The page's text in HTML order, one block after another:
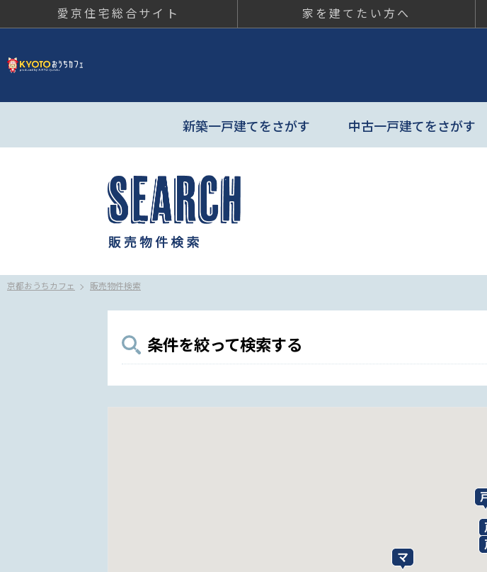
愛京住宅総合サイト 家を建てたい方へ
新築一戸建てをさがす 中古一戸建てをさがす
京都おうちカフェ 販売物件検索
条件を絞って検索する